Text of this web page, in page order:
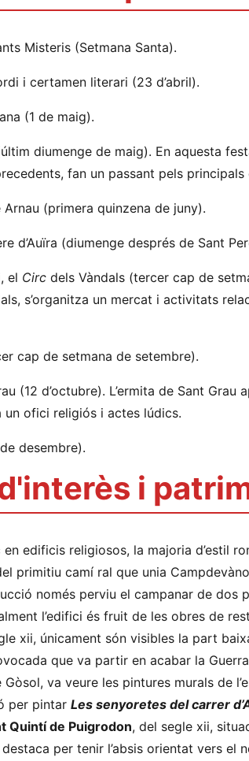
Misteris (Setmana Santa).
i certamen literari (23 d’abril).
(1 de maig).
diumenge de maig). En aquesta
fan un passant pels
(primera quinzena de juny).
d’Auïra (diumenge després de Sant
el Circ dels Vàndals (tercer cap de
s’organitza un mercat i activitats
cap de setmana de setembre).
(12 d’octubre). L’ermita de Sant Grau
un ofici religiós i actes lúdics.
desembre).
i
edificis religiosos, la majoria d’estil
primitiu camí ral que unia
només perviu el campanar de dos
l’edifici és fruit de les obres de
xii, únicament són visibles la part
que va partir en acabar la
Gòsol, va veure les pintures murals de
per pintar Les senyoretes del carrer
Quintí de Puigrodon, del segle xii,
per tenir l’absis orientat vers el